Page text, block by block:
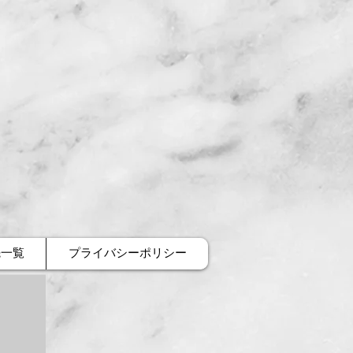
覧 プライバシーポリシー